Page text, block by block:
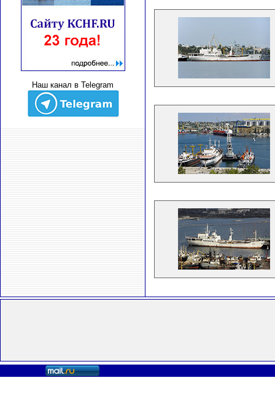
Наш канал в Telegram